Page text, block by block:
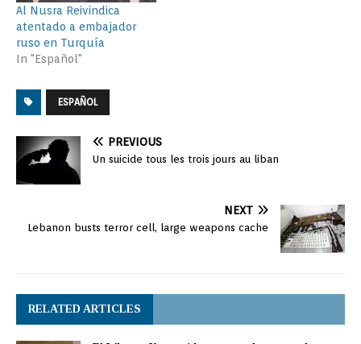
Al Nusra Reivindica
atentado a embajador
ruso en Turquía
In "Español"
ESPAÑOL
PREVIOUS
Un suicide tous les trois jours au liban
NEXT
Lebanon busts terror cell, large weapons cache
RELATED ARTICLES